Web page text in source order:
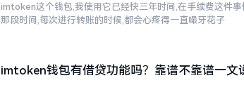
imtoken这个钱包,我使用它已经快三年时间,在手续费这件
那段时间,每次进行转账的时候,都会心疼得一直嘬牙花子
imtoken钱包有借贷功能吗？靠谱不靠谱一文